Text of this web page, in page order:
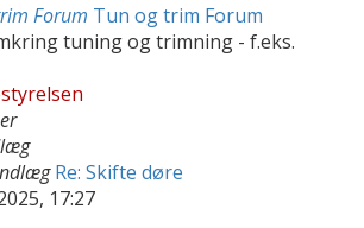
Forum Tun og trim Forum
tuning og trimning - f.eks.
Re: Skifte døre
17:27